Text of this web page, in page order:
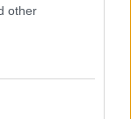
other